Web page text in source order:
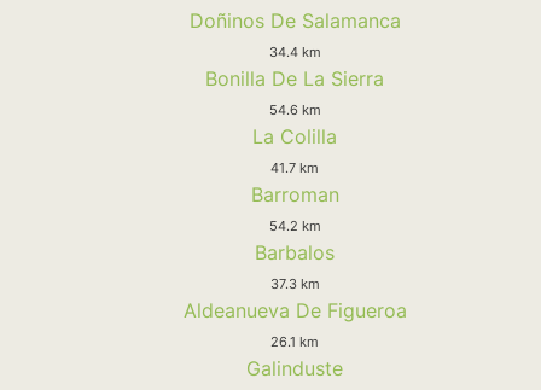
Doñinos De Salamanca
34.4 km
Bonilla De La Sierra
54.6 km
La Colilla
41.7 km
Barroman
54.2 km
Barbalos
37.3 km
Aldeanueva De Figueroa
26.1 km
Galinduste